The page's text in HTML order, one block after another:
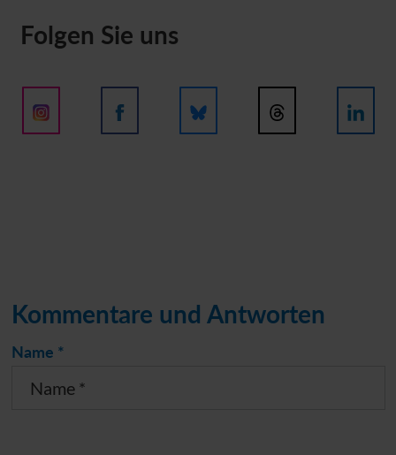
Folgen Sie uns
Kommentare und Antworten
Name *